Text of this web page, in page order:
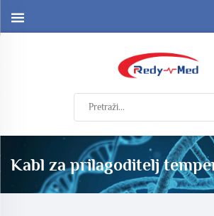
Kabl za prilagoditelj